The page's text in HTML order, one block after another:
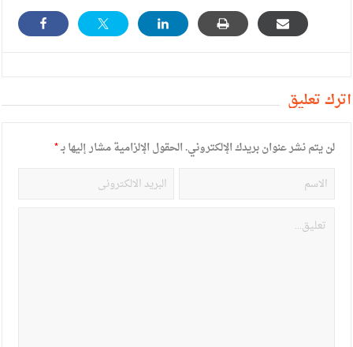
أترك تعليق
لن يتم نشر عنوان بريدك الإلكتروني.الحقول الإلزامية مشار إليها بـ*